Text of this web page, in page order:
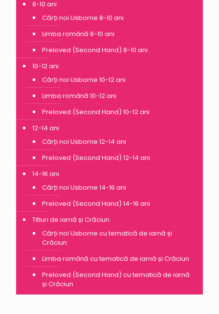
8-10 ani
Cărți noi Usborne 8-10 ani
Limba română 8-10 ani
Preloved (Second Hand) 8-10 ani
10-12 ani
Cărți noi Usborne 10-12 ani
Limba română 10-12 ani
Preloved (Second Hand) 10-12 ani
12-14 ani
Cărți noi Usborne 12-14 ani
Preloved (Second Hand) 12-14 ani
14-16 ani
Cărți noi Usborne 14-16 ani
Preloved (Second Hand) 14-16 ani
Titluri de iarnă și Crăciun
Cărți noi Usborne cu tematică de iarnă și
Crăciun
Limba română cu tematică de iarnă și Crăciun
Preloved (Second Hand) cu tematică de iarnă
și Crăciun